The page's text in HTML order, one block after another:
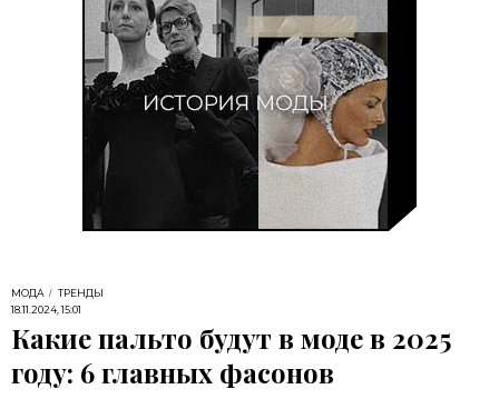
МОДА
ТРЕНДЫ
18.11.2024, 15:01
Какие пальто будут в моде в 2025
году: 6 главных фасонов